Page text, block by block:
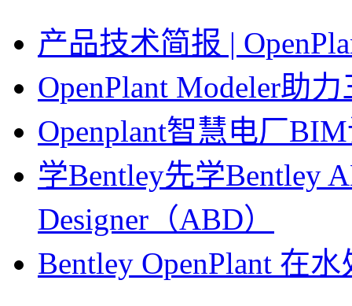
产品技术简报 |
OpenPlant Modeler助
Openplant智慧电厂
学Bentley先学Bentley
Designer（ABD）
Bentley OpenPlant 在